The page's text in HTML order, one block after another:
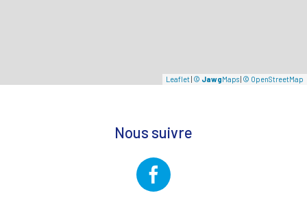
Leaflet © JawgMaps| © OpenStreetMap
Nous suivre